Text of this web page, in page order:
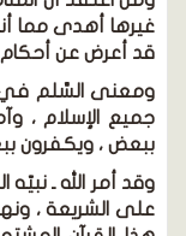
غيرها أهدى مما
قد أعرض عن أحكام
ومعنى السِّلم في
جميع الإسلام ،
ببعض ، ويكفرون
وقد أمر الله ـ
على الشريعة ،